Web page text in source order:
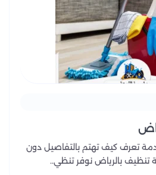
تعرف كيف تهتم بالتفاصيل دون
بالرياض نوفر تنظي..